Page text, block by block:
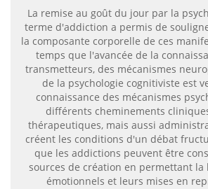
La remise au goût du jour par la
terme d'addiction a permis de
la composante corporelle de ces
temps que l'avancée de la
transmetteurs, des mécanismes
de la psychologie cognitiviste est
connaissance des mécanismes
différents cheminements
thérapeutiques, mais aussi
créent les conditions d'un débat
que les addictions peuvent être
sources de création en permettant
émotionnels et leurs mises en